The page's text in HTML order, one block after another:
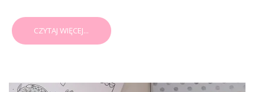
CZYTAJ WIĘCEJ...